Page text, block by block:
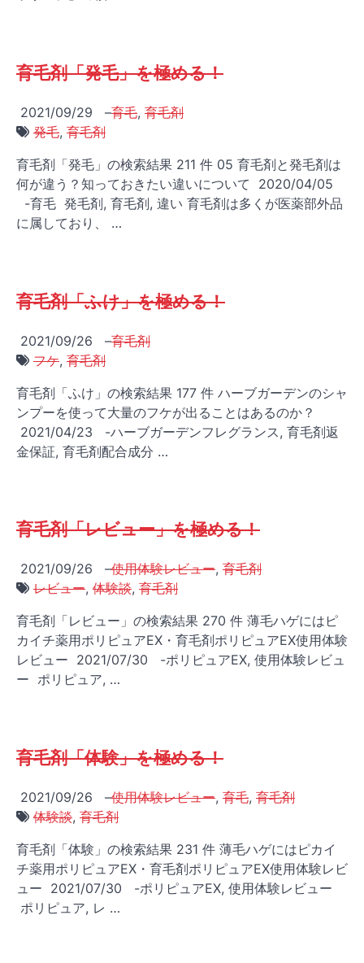
育毛剤「発毛」を極める！
2021/09/29 –育毛, 育毛剤
発毛, 育毛剤
育毛剤「発毛」の検索結果 211 件 05 育毛剤と発毛剤は
何が違う？知っておきたい違いについて 2020/04/05
-育毛 発毛剤, 育毛剤, 違い 育毛剤は多くが医薬部外品
に属しており、 …
育毛剤「ふけ」を極める！
2021/09/26 –育毛剤
フケ, 育毛剤
育毛剤「ふけ」の検索結果 177 件 ハーブガーデンのシャ
ンプーを使って大量のフケが出ることはあるのか？
2021/04/23 -ハーブガーデンフレグランス, 育毛剤返
金保証, 育毛剤配合成分 …
育毛剤「レビュー」を極める！
2021/09/26 –使用体験レビュー, 育毛剤
レビュー, 体験談, 育毛剤
育毛剤「レビュー」の検索結果 270 件 薄毛ハゲにはピ
カイチ薬用ポリピュアEX・育毛剤ポリピュアEX使用体験
レビュー 2021/07/30 -ポリピュアEX, 使用体験レビュ
ー ポリピュア, …
育毛剤「体験」を極める！
2021/09/26 –使用体験レビュー, 育毛, 育毛剤
体験談, 育毛剤
育毛剤「体験」の検索結果 231 件 薄毛ハゲにはピカイ
チ薬用ポリピュアEX・育毛剤ポリピュアEX使用体験レビ
ュー 2021/07/30 -ポリピュアEX, 使用体験レビュー
ポリピュア, レ …